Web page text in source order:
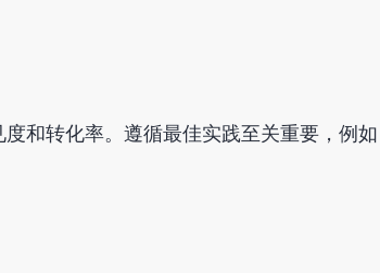
和转化率。遵循最佳实践至关重要，例如